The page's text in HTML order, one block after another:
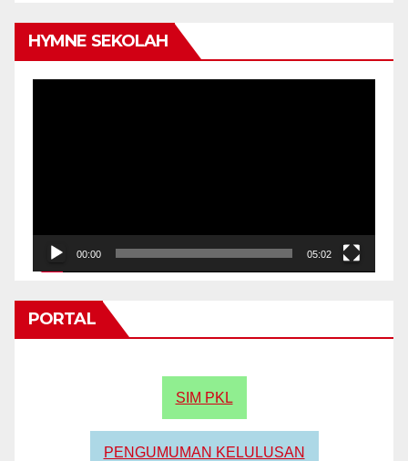
HYMNE SEKOLAH
00:00 05:02
PORTAL
SIM PKL
PENGUMUMAN KELULUSAN